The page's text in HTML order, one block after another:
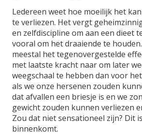
Ledereen weet hoe moeilijk het
te verliezen. Het vergt
en zelfdiscipline om aan een dieet
vooral om het draaiende te
meestal het tegenovergestelde
met laatste kracht naar om later
weegschaal te hebben dan voor
als we onze hersenen zouden
dat afvallen een briesje is en we
gewicht zouden kunnen verliezen
Zou dat niet sensationeel zijn? Dit
binnenkomt.